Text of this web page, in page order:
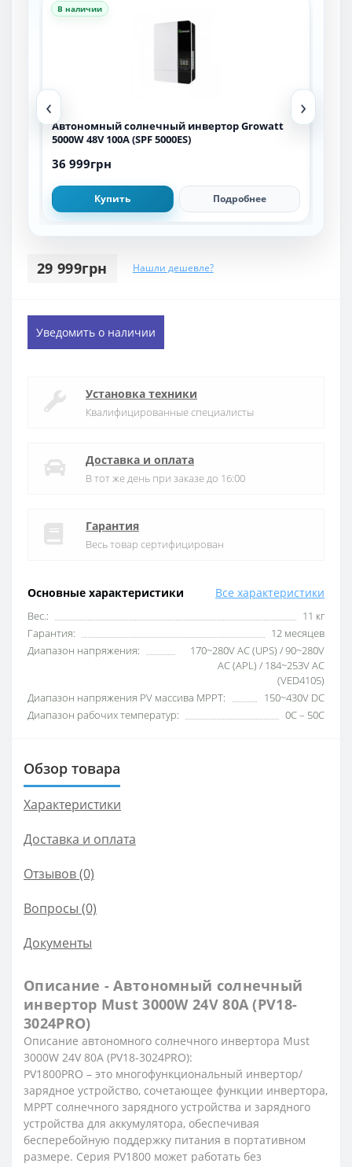
‹
В наличии
Автономный солнечный инвертор Growatt
5000W 48V 100A (SPF 5000ES)
36 999грн
Купить Подробнее
›
29 999грн Нашли дешевле?
Основные характеристики Все характеристики
Вес.:
11 кг
Гарантия:
12 месяцев
Диапазон напряжения:
170~280V AC (UPS) / 90~280V
AC (APL) / 184~253V AC
(VED4105)
Диапазон напряжения PV массива MPPT:
150~430V DC
Диапазон рабочих температур:
0С – 50С
Уведомить о наличии
Установка техники
Квалифицированные специалисты
Доставка и оплата
В тот же день при заказе до 16:00
Гарантия
Весь товар сертифицирован
Обзор товара
Характеристики
Доставка и оплата
Отзывов (0)
Вопросы (0)
Документы
Описание - Автономный солнечный
инвертор Must 3000W 24V 80A (PV18-
3024PRO)
Описание автономного солнечного инвертора Must
3000W 24V 80A (PV18-3024PRO):
PV1800PRO – это многофункциональный инвертор/
зарядное устройство, сочетающее функции инвертора,
MPPT солнечного зарядного устройства и зарядного
устройства для аккумулятора, обеспечивая
бесперебойную поддержку питания в портативном
размере. Серия PV1800 может работать без